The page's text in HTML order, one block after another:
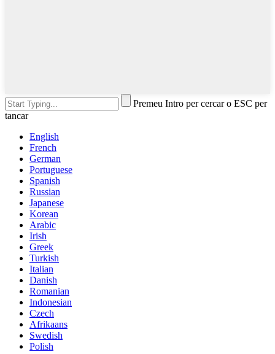
Premeu Intro per cercar o ESC per
tancar
English
French
German
Portuguese
Spanish
Russian
Japanese
Korean
Arabic
Irish
Greek
Turkish
Italian
Danish
Romanian
Indonesian
Czech
Afrikaans
Swedish
Polish